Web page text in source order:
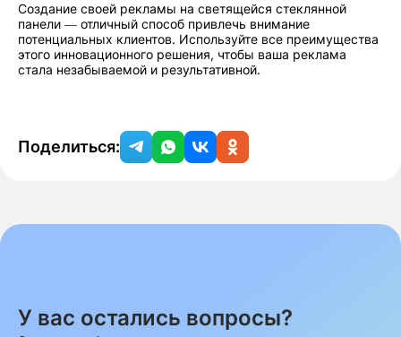
Создание своей рекламы на светящейся стеклянной
панели — отличный способ привлечь внимание
потенциальных клиентов. Используйте все преимущества
этого инновационного решения, чтобы ваша реклама
стала незабываемой и результативной.
Поделиться:
У вас остались вопросы?